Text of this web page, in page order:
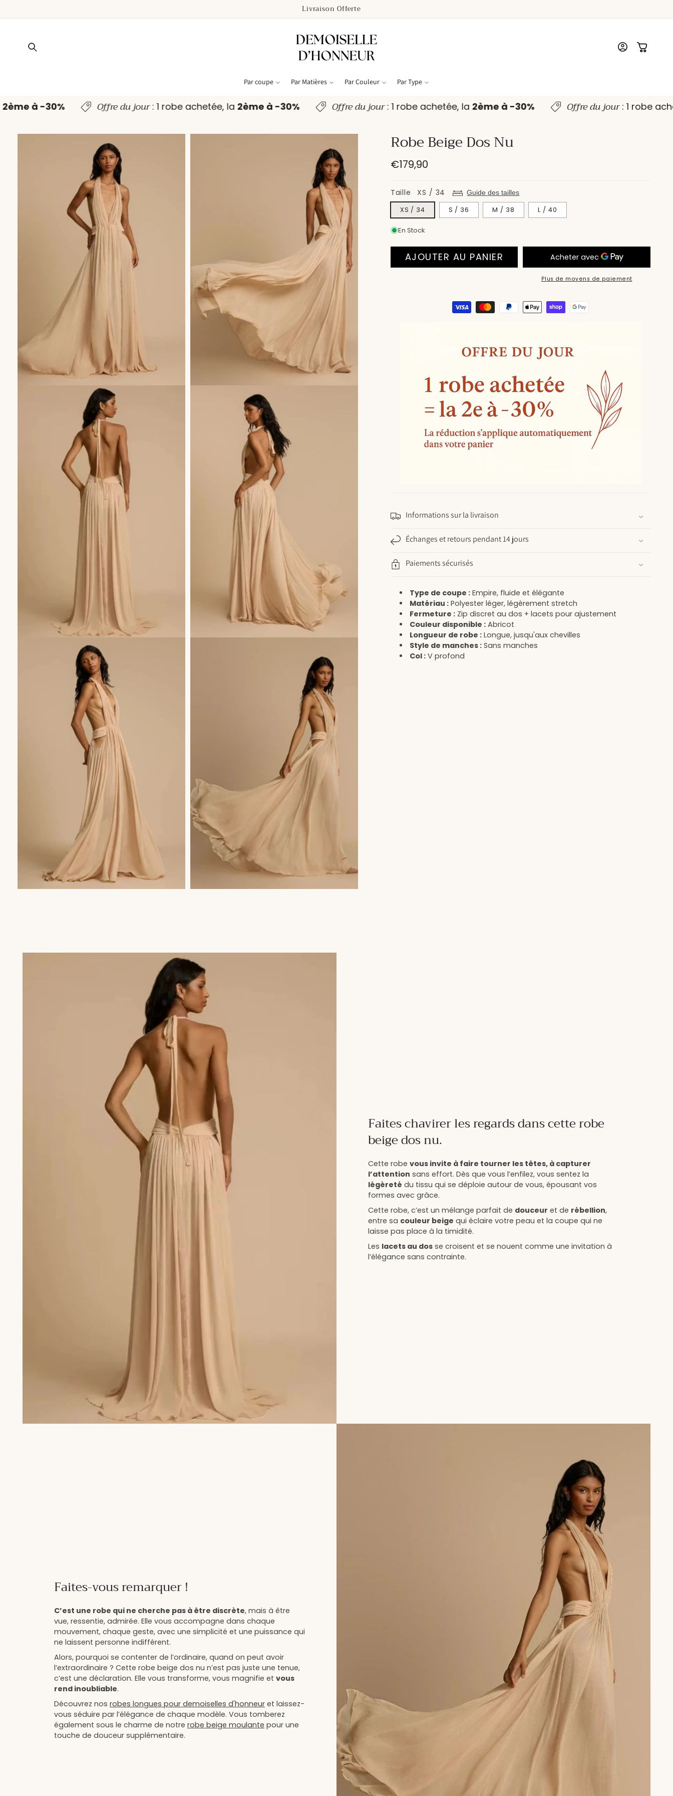
CONTENU
Paiements Sécurisés
Par coupe Par Matières Par Couleur Par Type
ConnexionPanier
2ème à -30% Offre du jour : 1 robe achetée, la2ème à -30% Offre du jour : 1 robe achetée, la2ème à -30% Offre du jour : 1 robe
Robe Beige Dos Nu
Prix
habituel
€179,90
Taille XS / 34 Guide des tailles
XS / 34 S / 36 M / 38 L / 40
En Stock
AJOUTER AU PANIER
Plus de moyens de paiement
Informations sur la livraison
Échanges et retours pendant 14 jours
Paiements sécurisés
Type de coupe : Empire, fluide et élégante
Matériau : Polyester léger, légèrement stretch
Fermeture : Zip discret au dos + lacets pour ajustement
Couleur disponible : Abricot
Longueur de robe : Longue, jusqu'aux chevilles
Style de manches : Sans manches
Col : V profond
Faites chavirer les regards dans cette robe
beige dos nu.
Cette robe vous invite à faire tourner les têtes, à capturer
l’attention sans effort. Dès que vous l’enfilez, vous sentez la
légèreté du tissu qui se déploie autour de vous, épousant vos
formes avec grâce.
Cette robe, c’est un mélange parfait de douceur et de rébellion,
entre sa couleur beige qui éclaire votre peau et la coupe qui ne
laisse pas place à la timidité.
Les lacets au dos se croisent et se nouent comme une invitation à
l’élégance sans contrainte.
Faites-vous remarquer !
C’est une robe qui ne cherche pas à être discrète, mais à être
vue, ressentie, admirée. Elle vous accompagne dans chaque
mouvement, chaque geste, avec une simplicité et une puissance qui
ne laissent personne indifférent.
Alors, pourquoi se contenter de l’ordinaire, quand on peut avoir
l’extraordinaire ? Cette robe beige dos nu n’est pas juste une tenue,
c’est une déclaration. Elle vous transforme, vous magnifie et vous
rend inoubliable.
Découvrez nos robes longues pour demoiselles d'honneur et laissez-
vous séduire par l’élégance de chaque modèle. Vous tomberez
également sous le charme de notre robe beige moulante pour une
touche de douceur supplémentaire.